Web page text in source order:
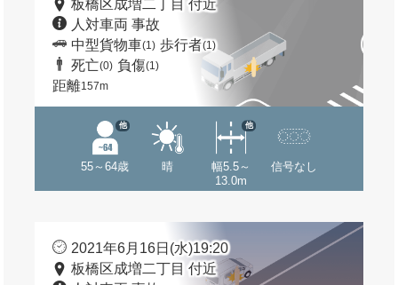
板橋区成増二丁目 付近
人対車両 事故
中型貨物車(1) 歩行者(1)
死亡(0) 負傷(1)
距離157m
55～64歳
他
晴
幅5.5～
13.0m
他
信号なし
2021年6月16日(水)19:20
板橋区成増二丁目 付近